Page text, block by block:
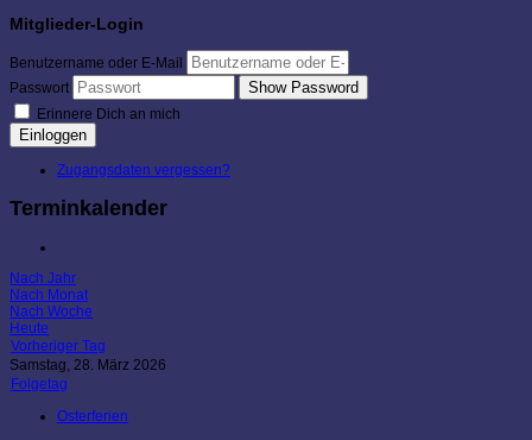
Mitglieder-Login
Benutzername oder E-Mail
Passwort
Show Password
Erinnere Dich an mich
Einloggen
Zugangsdaten vergessen?
Terminkalender
Nach Jahr
Nach Monat
Nach Woche
Heute
Vorheriger Tag
Samstag, 28. März 2026
Folgetag
Osterferien